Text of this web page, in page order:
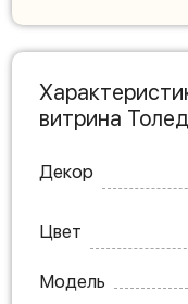
витрина
Декор
Цвет
Модель